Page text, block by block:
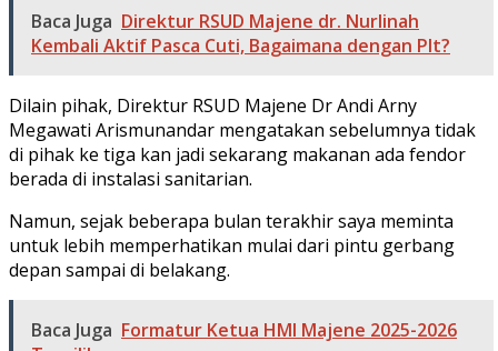
Baca Juga Direktur RSUD Majene dr. Nurlinah
Kembali Aktif Pasca Cuti, Bagaimana dengan Plt?
Dilain pihak, Direktur RSUD Majene Dr Andi Arny
Megawati Arismunandar mengatakan sebelumnya tidak
di pihak ke tiga kan jadi sekarang makanan ada fendor
berada di instalasi sanitarian.
Namun, sejak beberapa bulan terakhir saya meminta
untuk lebih memperhatikan mulai dari pintu gerbang
depan sampai di belakang.
Baca Juga Formatur Ketua HMI Majene 2025-2026